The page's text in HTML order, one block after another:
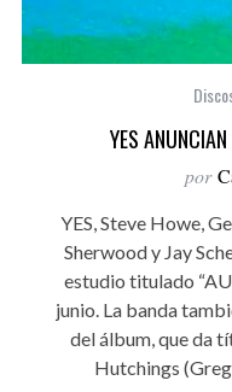
YES
por
YES, Steve Howe,
Sherwood y Jay
estudio titulado
junio. La banda
del álbum, que da
Hutchings